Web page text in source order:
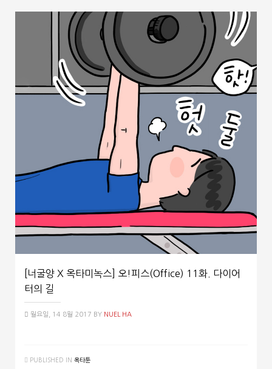
[너굴양 X 옥타미녹스] 오!피스(Office) 11화. 다이어
터의 길
월요일, 14 8월 2017 BY NUEL HA
PUBLISHED IN 옥타툰